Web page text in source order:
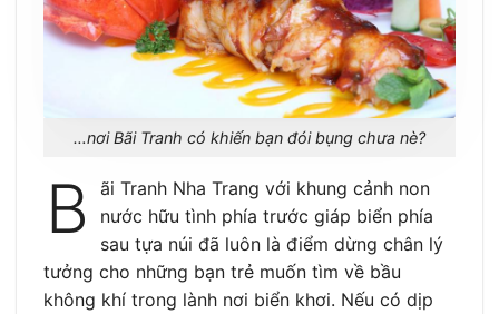
…nơi Bãi Tranh có khiến bạn đói bụng chưa nè?
B
ãi Tranh Nha Trang với khung cảnh non
nước hữu tình phía trước giáp biển phía
sau tựa núi đã luôn là điểm dừng chân lý
tưởng cho những bạn trẻ muốn tìm về bầu
không khí trong lành nơi biển khơi. Nếu có dịp